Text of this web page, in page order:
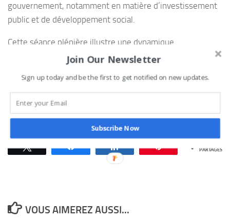
gouvernement, notamment en matière d’investissement
public et de développement social.
Cette séance plénière illustre une dynamique
parlementaire active, marquée à la fois par des réformes
participation aux grandes orientations budgétaires du
GDK
Tweetez Partagez Partagez Épingle
PARTAGES
VOUS AIMEREZ AUSSI...
Join Our Newsletter
Sign up today and be the first to get notified on new updates.
Subscribe Now